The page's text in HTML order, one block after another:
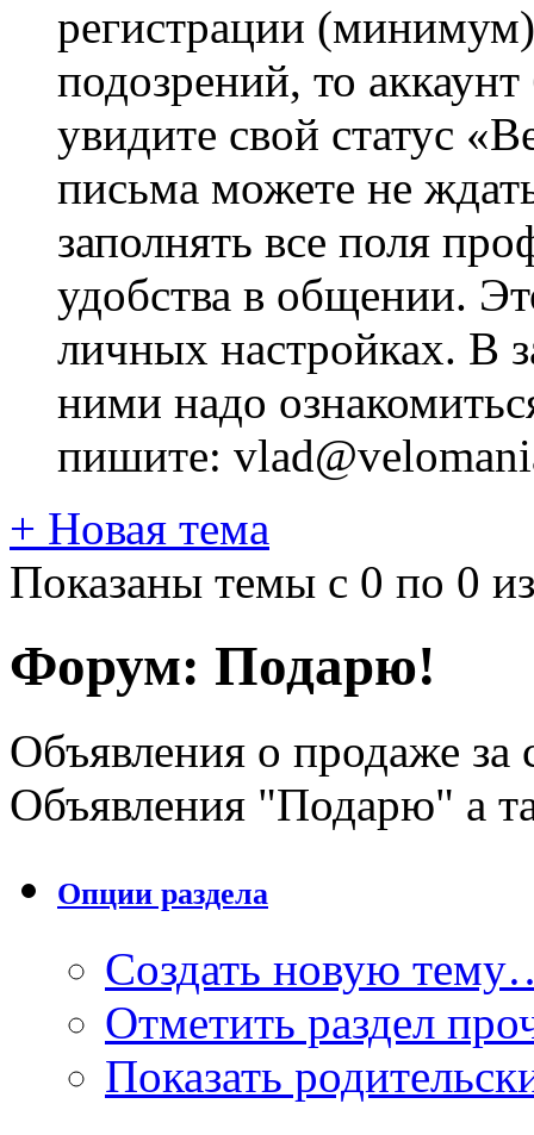
регистрации
подозрений, то
увидите свой статус
письма можете не
заполнять все поля
удобства в общении.
личных настройках. В
ними надо
пишите:
+ Новая тема
Показаны темы с 0 по 0
Форум: Подарю!
Объявления о продаже за
Объявления "Подарю" а
Опции раздела
Создать новую
Отметить раздел
Показать